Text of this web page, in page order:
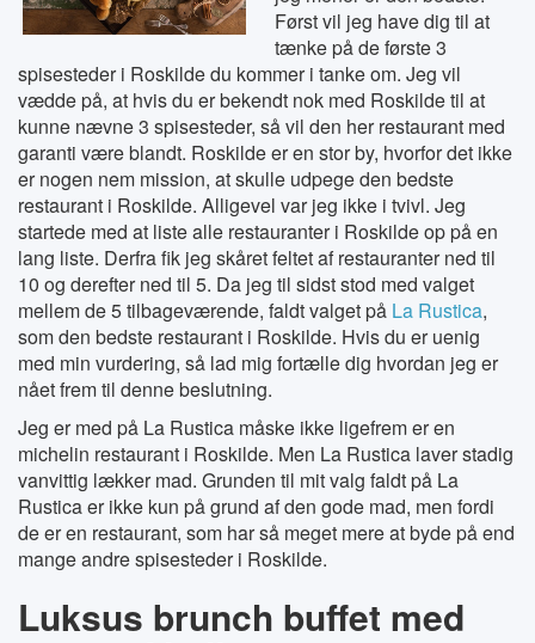
Først vil jeg have dig til at
tænke på de første 3
spisesteder i Roskilde du kommer i tanke om. Jeg vil
vædde på, at hvis du er bekendt nok med Roskilde til at
kunne nævne 3 spisesteder, så vil den her restaurant med
garanti være blandt. Roskilde er en stor by, hvorfor det ikke
er nogen nem mission, at skulle udpege den bedste
restaurant i Roskilde. Alligevel var jeg ikke i tvivl. Jeg
startede med at liste alle restauranter i Roskilde op på en
lang liste. Derfra fik jeg skåret feltet af restauranter ned til
10 og derefter ned til 5. Da jeg til sidst stod med valget
mellem de 5 tilbageværende, faldt valget på La Rustica,
som den bedste restaurant i Roskilde. Hvis du er uenig
med min vurdering, så lad mig fortælle dig hvordan jeg er
nået frem til denne beslutning.
Jeg er med på La Rustica måske ikke ligefrem er en
michelin restaurant i Roskilde. Men La Rustica laver stadig
vanvittig lækker mad. Grunden til mit valg faldt på La
Rustica er ikke kun på grund af den gode mad, men fordi
de er en restaurant, som har så meget mere at byde på end
mange andre spisesteder i Roskilde.
Luksus brunch buffet med